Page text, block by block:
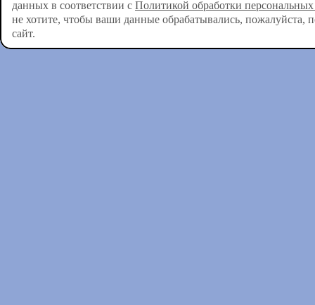
данных в соответствии с Политикой обработки
не хотите, чтобы ваши данные обрабатывались, пожалуйста,
сайт.